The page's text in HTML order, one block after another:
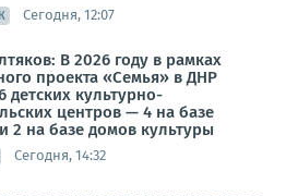
Сегодня, 12:07
В 2026 году в рамках
проекта «Семья» в ДНР
детских культурно-
центров — 4 на базе
2 на базе домов культуры
Сегодня, 14:32